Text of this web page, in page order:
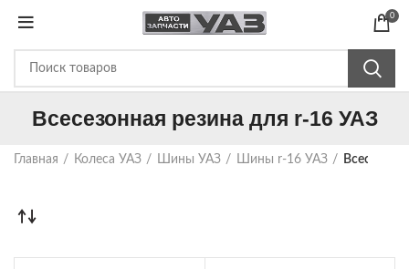
0
Всесезонная резина для r-16 УАЗ
Главная Колеса УАЗ Шины УАЗ Шины r-16 УАЗ